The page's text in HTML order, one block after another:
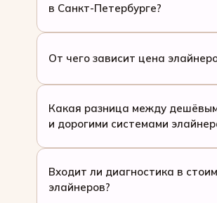
в Санкт-Петербурге?
От чего зависит цена
Какая разница между
и дорогими системами
Входит ли диагностика в
элайнеров?